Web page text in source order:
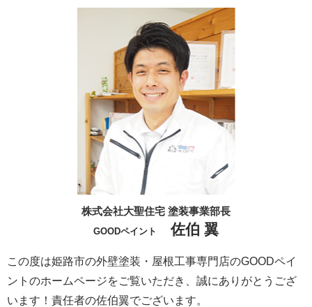
株式会社大聖住宅 塗装事業部長
GOODペイント 佐伯 翼
この度は姫路市の外壁塗装・屋根工事専門店のGOODペイ
ントのホームページをご覧いただき、誠にありがとうござ
います！責任者の佐伯翼でございます。